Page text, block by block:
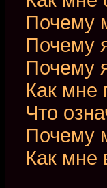
Почему
Почему
Почему
Как мне
Что
Почему
Как мне